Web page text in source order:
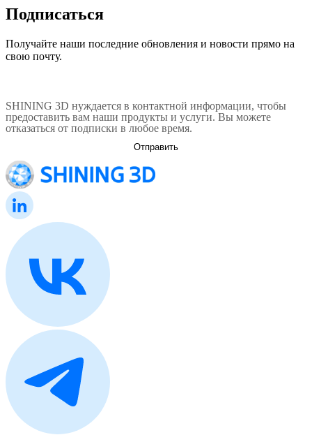
Подписаться
Получайте наши последние обновления и новости прямо на
свою почту.
SHINING 3D нуждается в контактной информации, чтобы
предоставить вам наши продукты и услуги. Вы можете
отказаться от подписки в любое время.